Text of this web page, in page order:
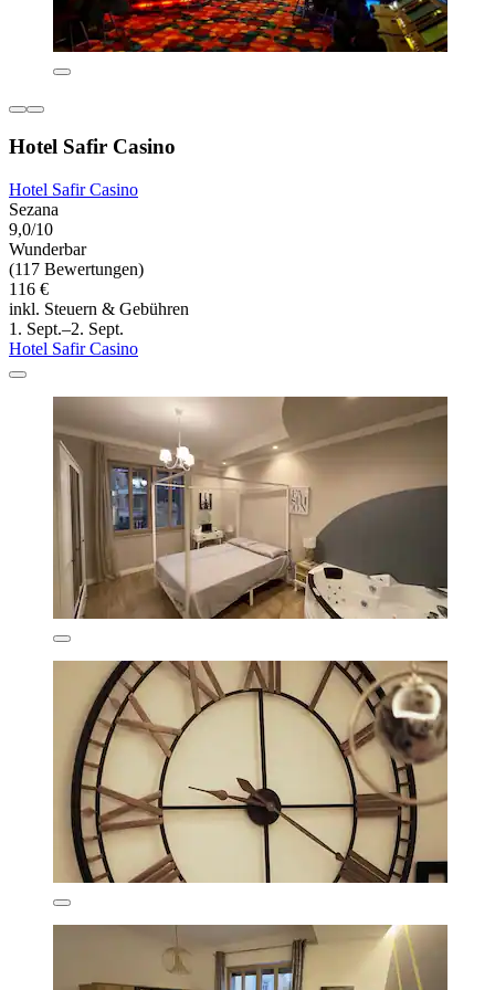
Hotel Safir Casino
Hotel Safir Casino
Sezana
9,0/10
Wunderbar
(117 Bewertungen)
116 €
inkl. Steuern & Gebühren
1. Sept.–2. Sept.
Hotel Safir Casino